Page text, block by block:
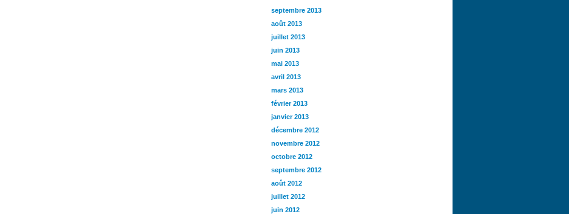
septembre 2013
août 2013
juillet 2013
juin 2013
mai 2013
avril 2013
mars 2013
février 2013
janvier 2013
décembre 2012
novembre 2012
octobre 2012
septembre 2012
août 2012
juillet 2012
juin 2012